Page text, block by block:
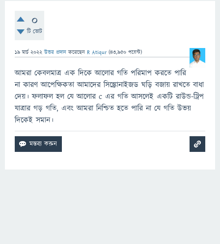
0
টি ভোট
19 মার্চ 2022 উত্তর প্রদান করেছেন R Atiqur (43,950 পয়েন্ট)
আমরা কেবলমাত্র এক দিকে আলোর গতি পরিমাপ করতে পারি
না কারণ আপেক্ষিকতা আমাদের সিঙ্ক্রোনাইজড ঘড়ি বজায় রাখতে বাধা
দেয়। ফলাফল হল যে আলোর c এর গতি আসলেই একটি রাউন্ড-ট্রিপ
যাত্রার গড় গতি, এবং আমরা নিশ্চিত হতে পারি না যে গতি উভয়
দিকেই সমান।